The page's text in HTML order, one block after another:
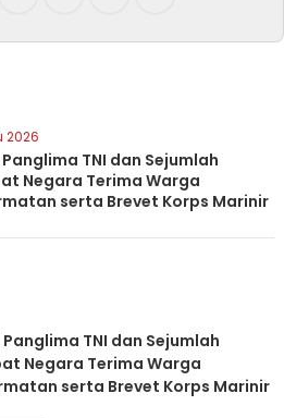
2026
TNI dan Sejumlah
Negara Terima Warga
serta Brevet Korps Marinir
TNI dan Sejumlah
Negara Terima Warga
serta Brevet Korps Marinir